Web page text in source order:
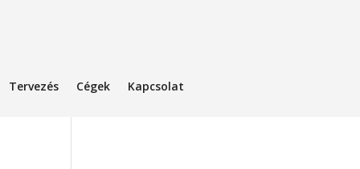
Tervezés Cégek Kapcsolat